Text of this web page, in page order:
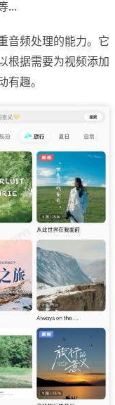
...
音频处理的能力。它
根据需要为视频添加
趣。